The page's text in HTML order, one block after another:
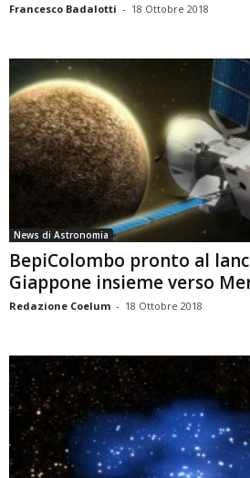
Francesco Badalotti - 18 Ottobre 2018
News di Astronomia
BepiColombo pronto al
Giappone insieme verso
Redazione Coelum - 18 Ottobre 2018